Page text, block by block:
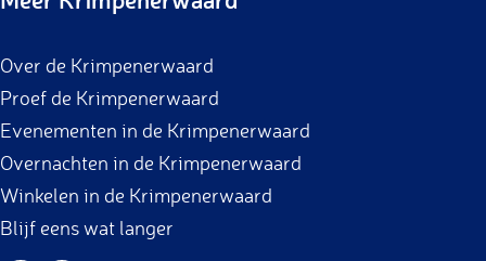
Over de Krimpenerwaard
Proef de Krimpenerwaard
Evenementen in de Krimpenerwaard
Overnachten in de Krimpenerwaard
Winkelen in de Krimpenerwaard
Blijf eens wat langer